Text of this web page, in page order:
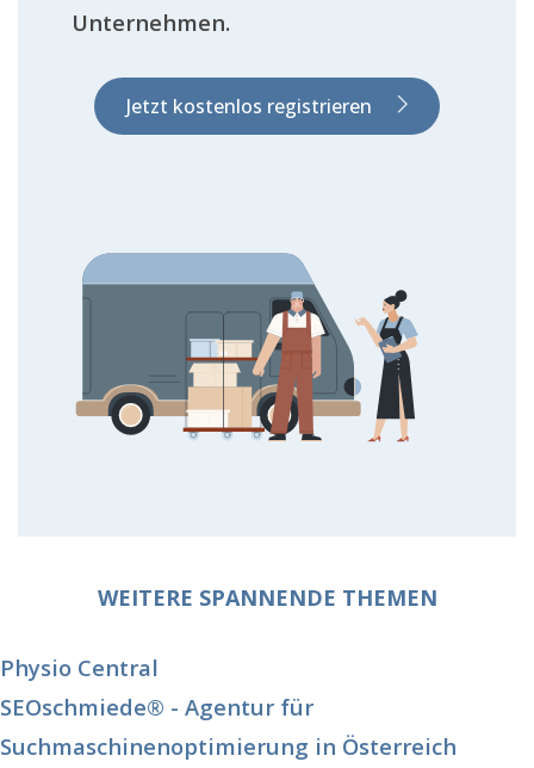
Unternehmen.
Jetzt kostenlos registrieren
WEITERE SPANNENDE THEMEN
Physio Central
SEOschmiede® - Agentur für
Suchmaschinenoptimierung in Österreich